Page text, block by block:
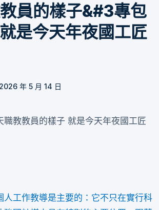
員的樣子&#3專包
是今天年夜國工匠
2026 年 5 月 14 日
人工作教導是主要的：它不只在實行科